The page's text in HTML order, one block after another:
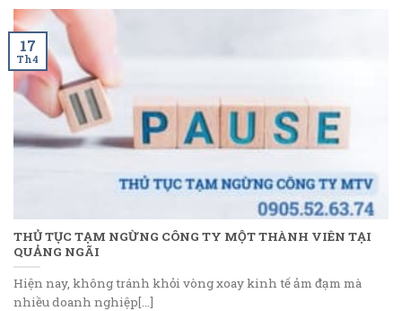
THỦ TỤC TẠM NGỪNG CÔNG TY MỘT THÀNH VIÊN TẠI
QUẢNG NGÃI
Hiện nay, không tránh khỏi vòng xoay kinh tế ảm đạm mà
nhiều doanh nghiệp[...]
17
Th4